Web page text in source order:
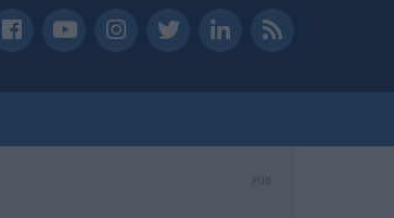
PUB